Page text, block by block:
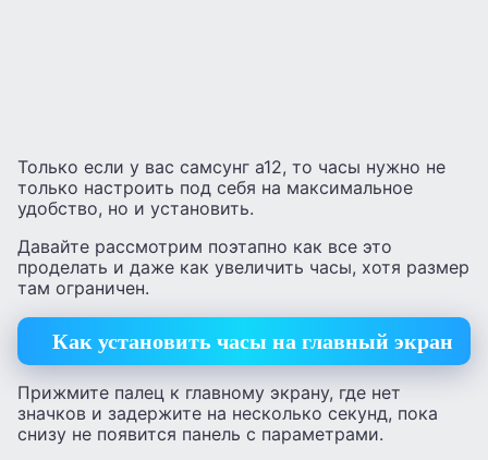
Только если у вас самсунг а12, то часы нужно не
только настроить под себя на максимальное
удобство, но и установить.
Давайте рассмотрим поэтапно как все это
проделать и даже как увеличить часы, хотя размер
там ограничен.
Как установить часы на главный экран
Прижмите палец к главному экрану, где нет
значков и задержите на несколько секунд, пока
снизу не появится панель с параметрами.